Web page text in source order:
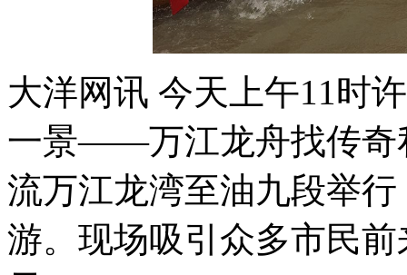
大洋网讯 今天上午11时
一景——万江龙舟找传奇
流万江龙湾至油九段举
游。现场吸引众多市民